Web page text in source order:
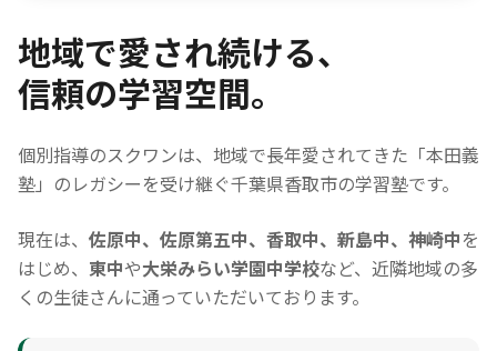
地域で愛され続ける、
信頼の学習空間。
個別指導のスクワンは、地域で長年愛されてきた「本田義
塾」のレガシーを受け継ぐ千葉県香取市の学習塾です。
現在は、 佐原中、佐原第五中、香取中、新島中、神崎中を
はじめ、 東中や大栄みらい学園中学校など、近隣地域の多
くの生徒さんに通っていただいております。